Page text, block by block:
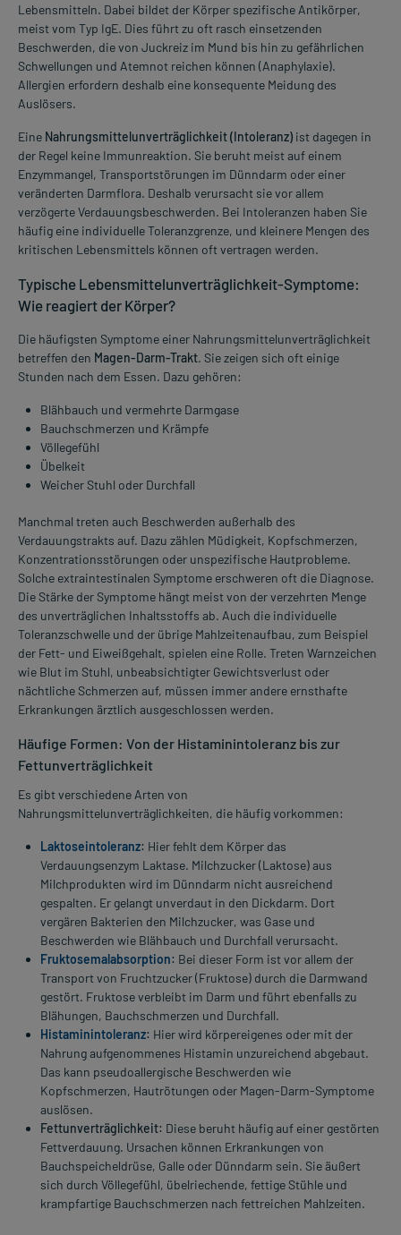
Lebensmitteln. Dabei bildet der Körper spezifische Antikörper,
meist vom Typ IgE. Dies führt zu oft rasch einsetzenden
Beschwerden, die von Juckreiz im Mund bis hin zu gefährlichen
Schwellungen und Atemnot reichen können (Anaphylaxie).
Allergien erfordern deshalb eine konsequente Meidung des
Auslösers.
Eine Nahrungsmittelunverträglichkeit (Intoleranz) ist dagegen in
der Regel keine Immunreaktion. Sie beruht meist auf einem
Enzymmangel, Transportstörungen im Dünndarm oder einer
veränderten Darmflora. Deshalb verursacht sie vor allem
verzögerte Verdauungsbeschwerden. Bei Intoleranzen haben Sie
häufig eine individuelle Toleranzgrenze, und kleinere Mengen des
kritischen Lebensmittels können oft vertragen werden.
Typische Lebensmittelunverträglichkeit-Symptome:
Wie reagiert der Körper?
Die häufigsten Symptome einer Nahrungsmittelunverträglichkeit
betreffen den Magen-Darm-Trakt. Sie zeigen sich oft einige
Stunden nach dem Essen. Dazu gehören:
Blähbauch und vermehrte Darmgase
Bauchschmerzen und Krämpfe
Völlegefühl
Übelkeit
Weicher Stuhl oder Durchfall
Manchmal treten auch Beschwerden außerhalb des
Verdauungstrakts auf. Dazu zählen Müdigkeit, Kopfschmerzen,
Konzentrationsstörungen oder unspezifische Hautprobleme.
Solche extraintestinalen Symptome erschweren oft die Diagnose.
Die Stärke der Symptome hängt meist von der verzehrten Menge
des unverträglichen Inhaltsstoffs ab. Auch die individuelle
Toleranzschwelle und der übrige Mahlzeitenaufbau, zum Beispiel
der Fett- und Eiweißgehalt, spielen eine Rolle. Treten Warnzeichen
wie Blut im Stuhl, unbeabsichtigter Gewichtsverlust oder
nächtliche Schmerzen auf, müssen immer andere ernsthafte
Erkrankungen ärztlich ausgeschlossen werden.
Häufige Formen: Von der Histaminintoleranz bis zur
Fettunverträglichkeit
Es gibt verschiedene Arten von
Nahrungsmittelunverträglichkeiten, die häufig vorkommen:
Laktoseintoleranz: Hier fehlt dem Körper das
Verdauungsenzym Laktase. Milchzucker (Laktose) aus
Milchprodukten wird im Dünndarm nicht ausreichend
gespalten. Er gelangt unverdaut in den Dickdarm. Dort
vergären Bakterien den Milchzucker, was Gase und
Beschwerden wie Blähbauch und Durchfall verursacht.
Fruktosemalabsorption: Bei dieser Form ist vor allem der
Transport von Fruchtzucker (Fruktose) durch die Darmwand
gestört. Fruktose verbleibt im Darm und führt ebenfalls zu
Blähungen, Bauchschmerzen und Durchfall.
Histaminintoleranz: Hier wird körpereigenes oder mit der
Nahrung aufgenommenes Histamin unzureichend abgebaut.
Das kann pseudoallergische Beschwerden wie
Kopfschmerzen, Hautrötungen oder Magen-Darm-Symptome
auslösen.
Fettunverträglichkeit: Diese beruht häufig auf einer gestörten
Fettverdauung. Ursachen können Erkrankungen von
Bauchspeicheldrüse, Galle oder Dünndarm sein. Sie äußert
sich durch Völlegefühl, übelriechende, fettige Stühle und
krampfartige Bauchschmerzen nach fettreichen Mahlzeiten.